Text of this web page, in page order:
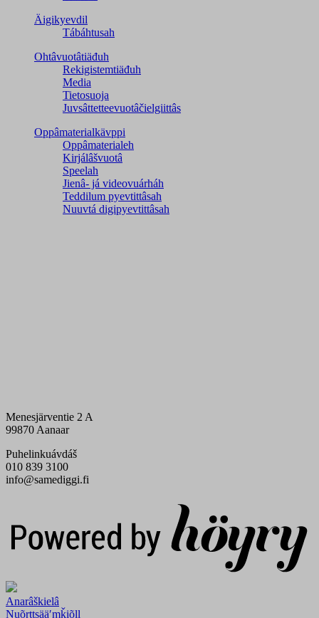
Äigikyevdil
Tábáhtusah
Ohtâvuotâtiäđuh
Rekigistemtiäđuh
Media
Tietosuoja
Juvsâttetteevuotâčielgiittâs
Oppâmaterialkävppi
Oppâmaterialeh
Kirjálâšvuotâ
Speelah
Jienâ- já videovuárháh
Teddilum pyevtittâsah
Nuuvtá digipyevtittâsah
Menesjärventie 2 A
99870 Aanaar
Puhelinkuávdáš
010 839 3100
info@samediggi.fi
Anarâškielâ
Nuõrttsääʹmǩiõll